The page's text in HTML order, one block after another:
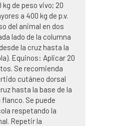
de peso vivo; 20
a 400 kg de p.v.
del animal en dos
lado de la columna
la cruz hasta la
Equinos: Aplicar 20
Se recomienda
cutáneo dorsal
hasta la base de la
Se puede
respetando la
Repetir la